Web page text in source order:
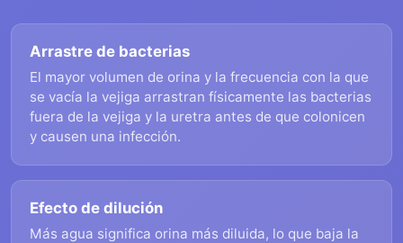
Arrastre de bacterias
El mayor volumen de orina y la frecuencia con la que
se vacía la vejiga arrastran físicamente las bacterias
fuera de la vejiga y la uretra antes de que colonicen
y causen una infección.
Efecto de dilución
Más agua significa orina más diluida, lo que baja la